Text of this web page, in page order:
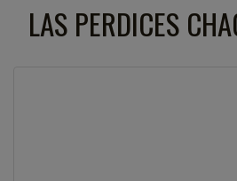
LAS PERDICES